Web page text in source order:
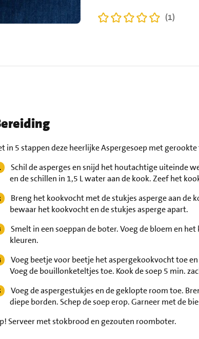
(1)
in 5 stappen deze heerlijke Aspergesoep met
Schil de asperges en snijd het houtachtige uiteinde
en de schillen in 1,5 L water aan de kook. Zeef het
Breng het kookvocht met de stukjes asperge aan de
bewaar het kookvocht en de stukjes asperge apart.
Smelt in een soeppan de boter. Voeg de bloem en
kleuren.
Voeg beetje voor beetje het aspergekookvocht toe
Voeg de bouillonketeltjes toe. Kook de soep 5 min.
Voeg de aspergestukjes en de geklopte room toe.
diepe borden. Schep de soep erop. Garneer met de
Serveer met stokbrood en gezouten roomboter.